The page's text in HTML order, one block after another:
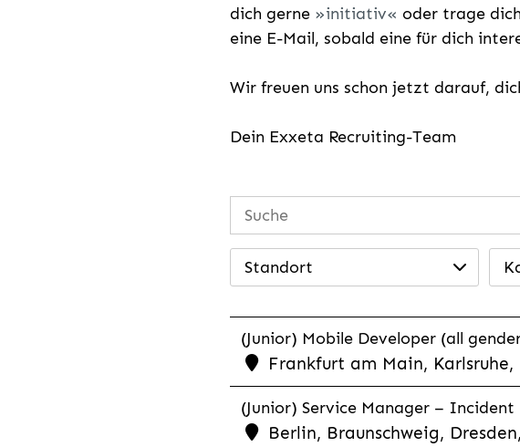
dich gerne
initiativ oder trage
eine E-Mail, sobald eine für dich
Wir freuen uns schon jetzt darauf,
Dein Exxeta Recruiting-Team
Standort
(Junior) Mobile Developer (all
Frankfurt am Main,
(Junior) Service Manager –
Berlin, Braunschweig,